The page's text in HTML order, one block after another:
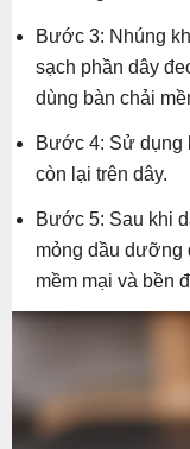
Bước 3: Nhúng
sạch phần dây
dùng bàn chải
Bước 4: Sử dụng
còn lại trên dây.
Bước 5: Sau khi
mỏng dầu dưỡng
mềm mại và bền